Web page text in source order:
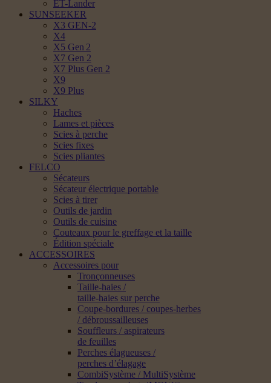
ET-Lander
SUNSEEKER
X3 GEN-2
X4
X5 Gen 2
X7 Gen 2
X7 Plus Gen 2
X9
X9 Plus
SILKY
Haches
Lames et pièces
Scies à perche
Scies fixes
Scies pliantes
FELCO
Sécateurs
Sécateur électrique portable
Scies à tirer
Outils de jardin
Outils de cuisine
Couteaux pour le greffage et la taille
Édition spéciale
ACCESSOIRES
Accessoires pour
Tronçonneuses
Taille-haies /
taille-haies sur perche
Coupe-bordures / coupes-herbes
/ débroussailleuses
Souffleurs / aspirateurs
de feuilles
Perches élagueuses /
perches d’élagage
CombiSystème / MultiSystème